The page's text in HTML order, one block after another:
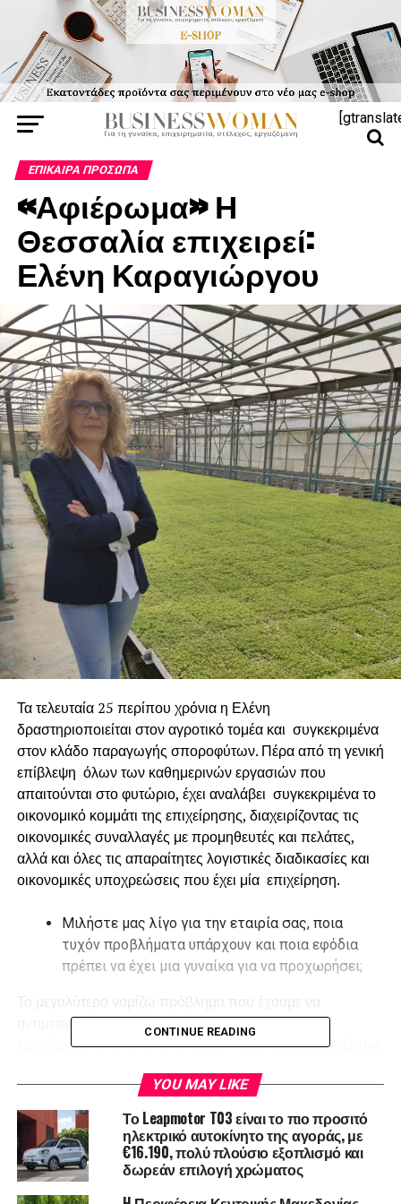
ΕΠΊΚΑΙΡΑ ΠΡΌΣΩΠΑ
«Αφιέρωμα» Η
Θεσσαλία επιχειρεί:
Ελένη Καραγιώργου
Τα τελευταία 25 περίπου χρόνια η Ελένη
δραστηριοποιείται στον αγροτικό τομέα και συγκεκριμένα
στον κλάδο παραγωγής σποροφύτων. Πέρα από τη γενική
επίβλεψη όλων των καθημερινών εργασιών που
απαιτούνται στο φυτώριο, έχει αναλάβει συγκεκριμένα το
οικονομικό κομμάτι της επιχείρησης, διαχειρίζοντας τις
οικονομικές συναλλαγές με προμηθευτές και πελάτες,
αλλά και όλες τις απαραίτητες λογιστικές διαδικασίες και
οικονομικές υποχρεώσεις που έχει μία επιχείρηση.
Μιλήστε μας λίγο για την εταιρία σας, ποια
τυχόν προβλήματα υπάρχουν και ποια εφόδια
πρέπει να έχει μια γυναίκα για να προχωρήσει;
αντιμετωπίσουμε και η μεγαλύτερη πρόκληση
ταυτόχρονα είναι το ίδιο το προϊόν που παράγουμε. Όπως
παραγωγή ενός ιδιαίτερα ευπαθούς προϊόντος. Οι
προσπάθειες λοιπόν που γίνονται για να
αντιμετωπίσουμε παράγοντες όπως οι καιρικές συνθήκες
που επηρεάζουν άρρηκτα την παραγωγή μας, είναι
καθημερινές και ο εφησυχασμός είναι κάτι που δεν
επιτρέπεται! Από την άλλη, γνωρίζετε ότι ο πρωτογενής
CONTINUE READING
YOU MAY LIKE
Το Leapmotor T03 είναι το πιο προσιτό
ηλεκτρικό αυτοκίνητο της αγοράς, με
€16.190, πολύ πλούσιο εξοπλισμό και
δωρεάν επιλογή χρώματος